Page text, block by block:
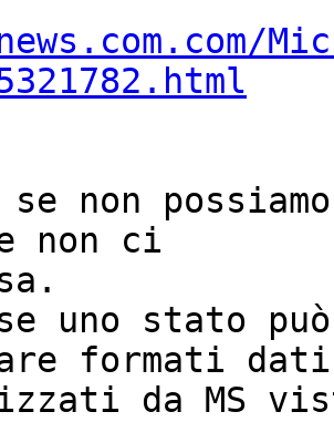
se non
non ci
uno stato
formati dati
da MS